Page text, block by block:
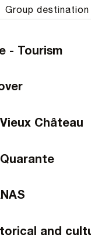
Group destination
- Tourism
Château
and